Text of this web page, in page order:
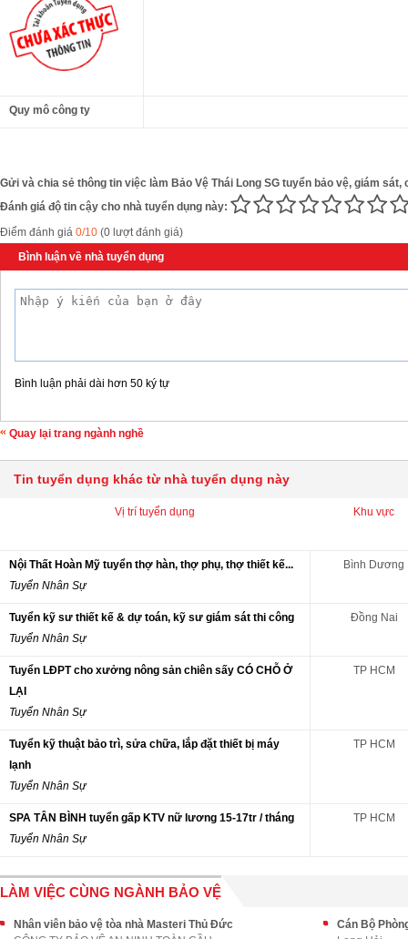
Quy mô công ty
Gửi và chia sẻ thông tin việc làm Bảo Vệ Thái Long SG tuyển bảo vệ, giám sát,
Đánh giá độ tin cậy cho nhà tuyển dụng này:
Điểm đánh giá 0/10 (0 lượt đánh giá)
Bình luận về nhà tuyển dụng
Bình luận phải dài hơn 50 ký tự
Quay lại trang ngành nghề
Tin tuyển dụng khác từ nhà tuyển dụng này
Vị trí tuyển dụng Khu vực
Nội Thất Hoàn Mỹ tuyển thợ hàn, thợ phụ, thợ thiết kế...
Tuyển Nhân Sự
Bình Dương
Tuyển kỹ sư thiết kế & dự toán, kỹ sư giám sát thi công
Tuyển Nhân Sự
Đồng Nai
Tuyển LĐPT cho xưởng nông sản chiên sấy CÓ CHỖ Ở
LẠI
Tuyển Nhân Sự
TP HCM
Tuyển kỹ thuật bảo trì, sửa chữa, lắp đặt thiết bị máy
lạnh
Tuyển Nhân Sự
TP HCM
SPA TÂN BÌNH tuyển gấp KTV nữ lương 15-17tr / tháng
Tuyển Nhân Sự
TP HCM
LÀM VIỆC CÙNG NGÀNH BẢO VỆ
Nhân viên bảo vệ tòa nhà Masteri Thủ Đức